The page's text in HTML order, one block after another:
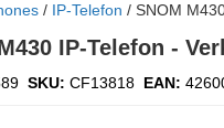
/ IP-Telefon / SNOM
IP-Telefon -
SKU: CF13818 EAN: